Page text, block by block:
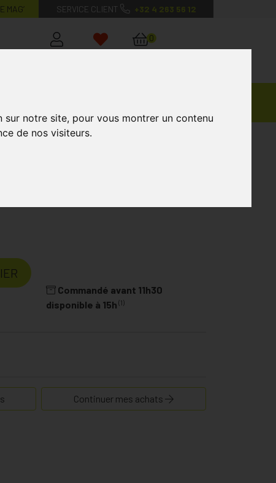
notre site, pour vous montrer un contenu
de nos visiteurs.
MAG’ SERVICE CLIENT +32 4 263 56 12
0
Cream Spf30 01 Porcelaine 30ml
30ml
Commandé avant 11h30
disponible à 15h (1)
Continuer mes achats